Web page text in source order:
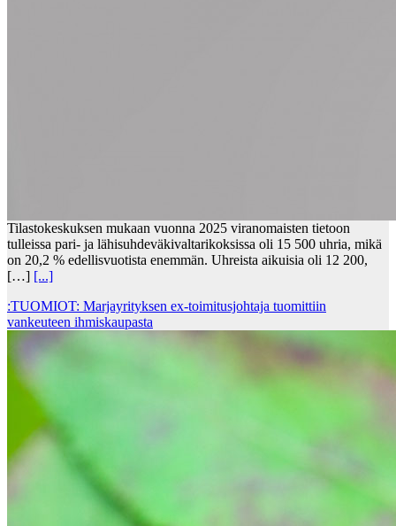
Tilastokeskuksen mukaan vuonna 2025 viranomaisten tietoon
tulleissa pari- ja lähisuhdeväkivaltarikoksissa oli 15 500 uhria, mikä
on 20,2 % edellisvuotista enemmän. Uhreista aikuisia oli 12 200,
[…] [...]
:TUOMIOT: Marjayrityksen ex-toimitusjohtaja tuomittiin
vankeuteen ihmiskaupasta